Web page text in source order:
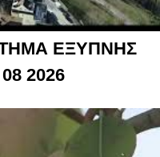
ΕΞΥΠΝΗΣ
2026